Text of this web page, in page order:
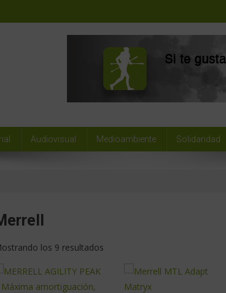
Audiovisual Medioambiente Solidaridad
los 9 resultados